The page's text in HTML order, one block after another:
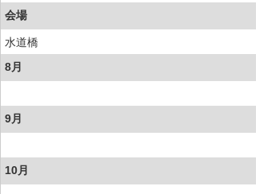
会場
水道橋
8月
9月
10月